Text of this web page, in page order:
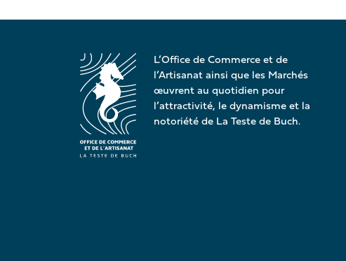
L’Office de Commerce et de
l’Artisanat ainsi que les Marchés
œuvrent au quotidien pour
l’attractivité, le dynamisme et la
notoriété de La Teste de Buch.